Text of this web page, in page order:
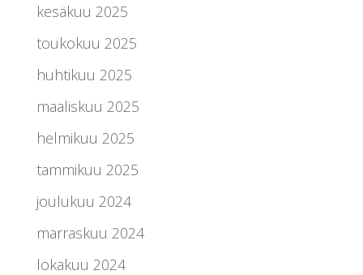
kesäkuu 2025
toukokuu 2025
huhtikuu 2025
maaliskuu 2025
helmikuu 2025
tammikuu 2025
joulukuu 2024
marraskuu 2024
lokakuu 2024